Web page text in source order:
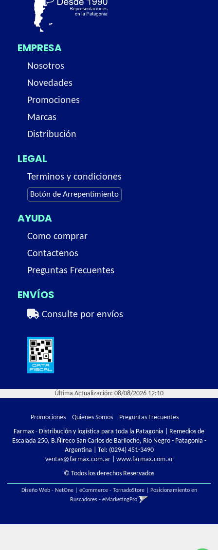
EMPRESA
Nosotros
Novedades
Promociones
Marcas
Distribución
LEGAL
Terminos y condiciones
Botón de Arrepentimiento
AYUDA
Como comprar
Contactenos
Preguntas Frecuentes
ENVÍOS
Consulte por envíos
Última Actualización: 08/08/2026 12:10
Promociones Quienes Somos
Preguntas Frecuentes
Farmax - Distribución y logística para toda la Patagonia | Remedios de
Escalada 250, B.Ñireco San Carlos de Bariloche, Río Negro - Patagonia -
Argentina | Tel: (0294) 451-3490
ventas@farmax.com.ar| www.farmax.com.ar
© Todos los derechos Reservados
Diseño Web - NetOne| eCommerce - TornadoStore|
Posicionamiento en
Buscadores - eMarketingPro